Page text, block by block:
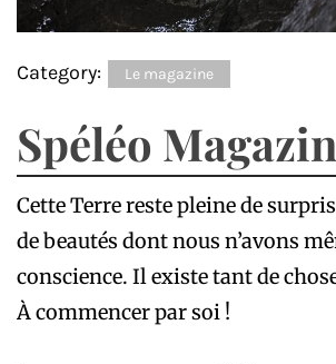
Category: Le magazine
Spéléo
Cette Terre reste pleine de
de beautés dont nous n’avons
conscience. Il existe tant de
À commencer par soi !